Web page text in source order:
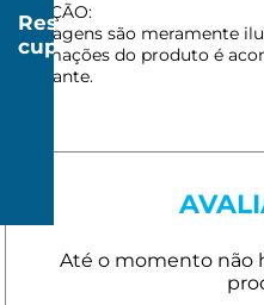
ATENÇÃO:
As imagens são meramente
informações do produto é
fabricante.
Resgatar
cupom